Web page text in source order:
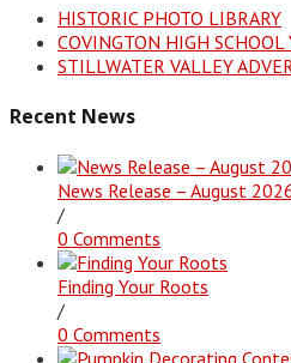
HISTORIC PHOTO LIBRARY
COVINGTON HIGH SCHOOL
STILLWATER VALLEY
Recent News
News Release – August
/
0 Comments
Finding Your Roots
/
0 Comments